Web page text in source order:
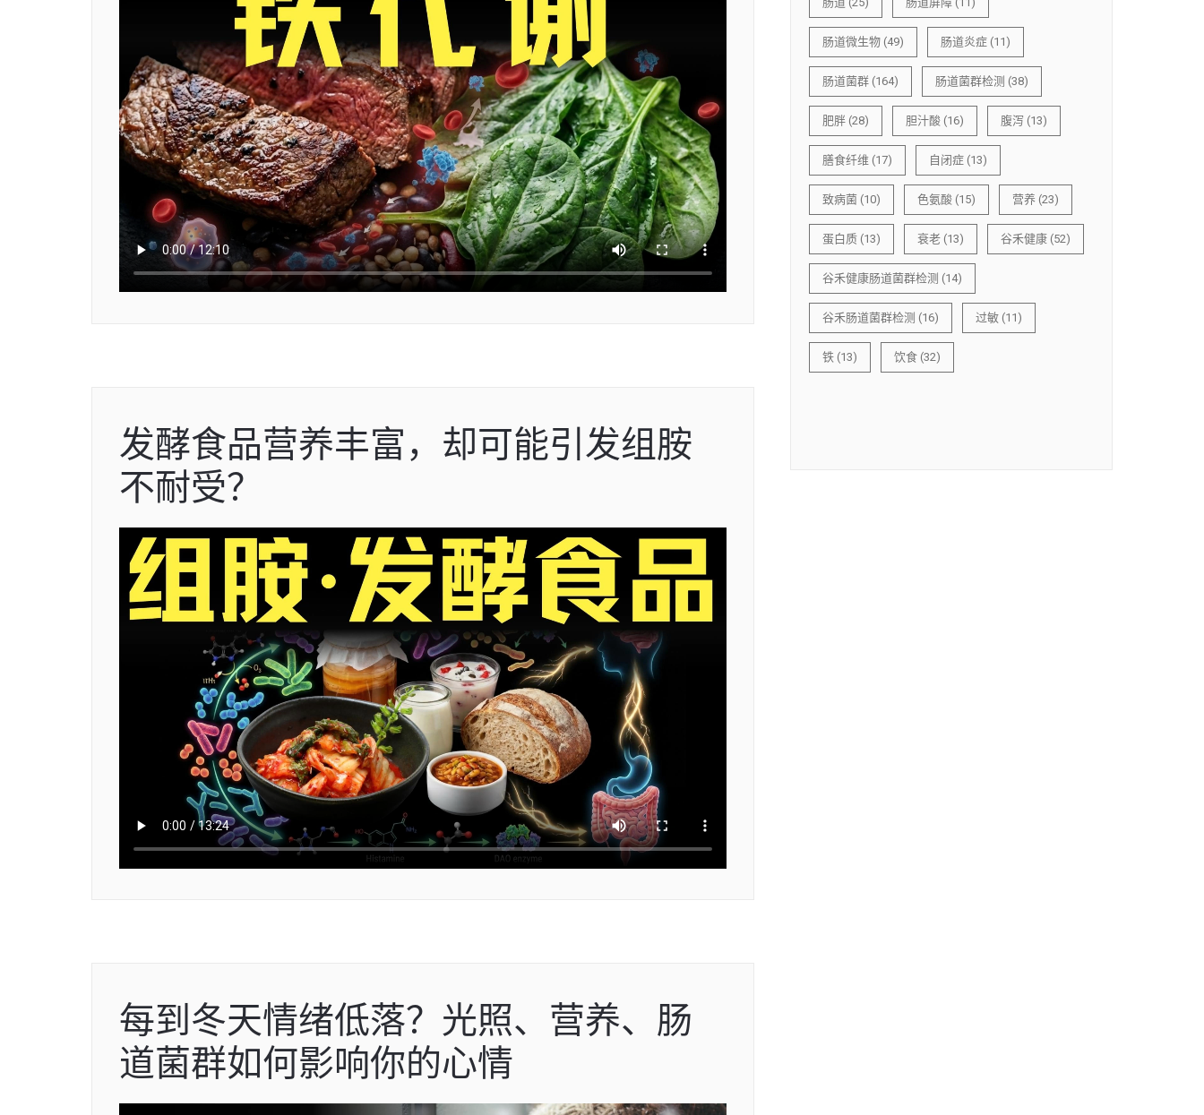
发酵食品营养丰富，却可能引发组胺
不耐受？
每到冬天情绪低落？光照、营养、肠
道菌群如何影响你的心情
肠道微生物 (49) 肠道炎症 (11)
肠道菌群 (164) 肠道菌群检测 (38)
肥胖 (28) 胆汁酸 (16) 腹泻 (13)
膳食纤维 (17) 自闭症 (13)
致病菌 (10) 色氨酸 (15) 营养 (23)
蛋白质 (13) 衰老 (13) 谷禾健康 (52)
谷禾健康肠道菌群检测 (14)
谷禾肠道菌群检测 (16) 过敏 (11)
铁 (13) 饮食 (32)